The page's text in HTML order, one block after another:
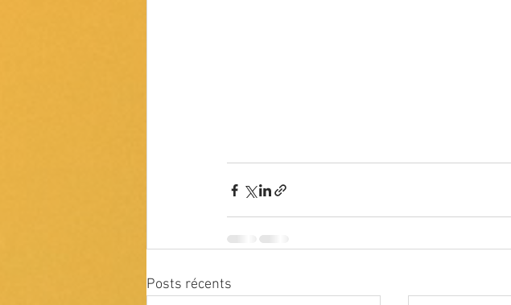
Posts récents